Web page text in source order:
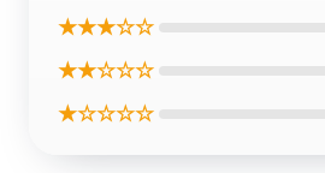
★★★☆☆
★★☆☆☆
★☆☆☆☆